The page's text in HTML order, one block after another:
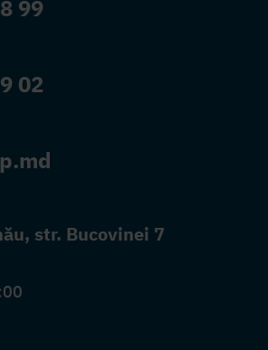
99
02
str. Bucovinei 7